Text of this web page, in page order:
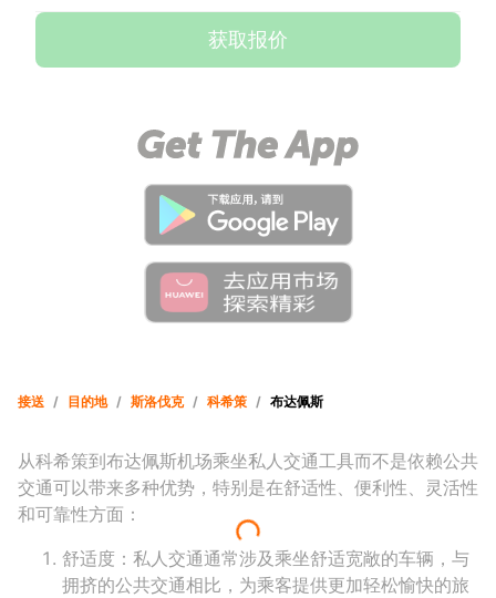
获取报价
接送 / 目的地 / 斯洛伐克 / 科希策 / 布达佩斯
从科希策到布达佩斯机场乘坐私人交通工具而不是依赖公共
交通可以带来多种优势，特别是在舒适性、便利性、灵活性
和可靠性方面：
舒适度 ：私人交通通常涉及乘坐舒适宽敞的车辆，与
拥挤的公共交通相比，为乘客提供更加轻松愉快的旅